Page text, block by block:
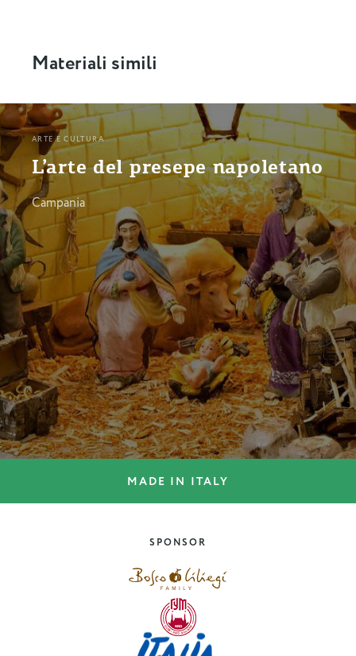
Materiali simili
ARTE E CULTURA
L’arte del presepe napoletano
Campania
MADE IN ITALY
SPONSOR